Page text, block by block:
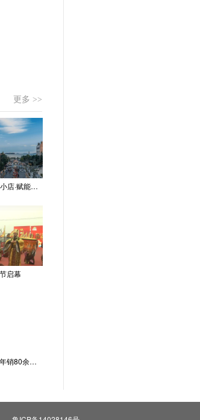
更多 >>
青岛市市南区推出“青春小店·赋能计划” 聚满青岛温情
启幕
即墨老手艺红烛迎新春 年销80余吨供不应求